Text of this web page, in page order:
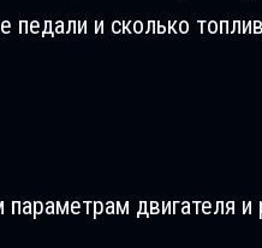
и сколько
двигателя и